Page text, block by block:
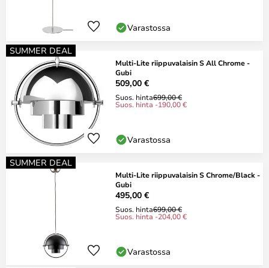
Varastossa
SUMMER DEAL
Multi-Lite riippuvalaisin S All Chrome -
Gubi
509,00 €
Suos. hinta699,00 €
Suos. hinta -190,00 €
Varastossa
SUMMER DEAL
Multi-Lite riippuvalaisin S Chrome/Black -
Gubi
495,00 €
Suos. hinta699,00 €
Suos. hinta -204,00 €
Varastossa